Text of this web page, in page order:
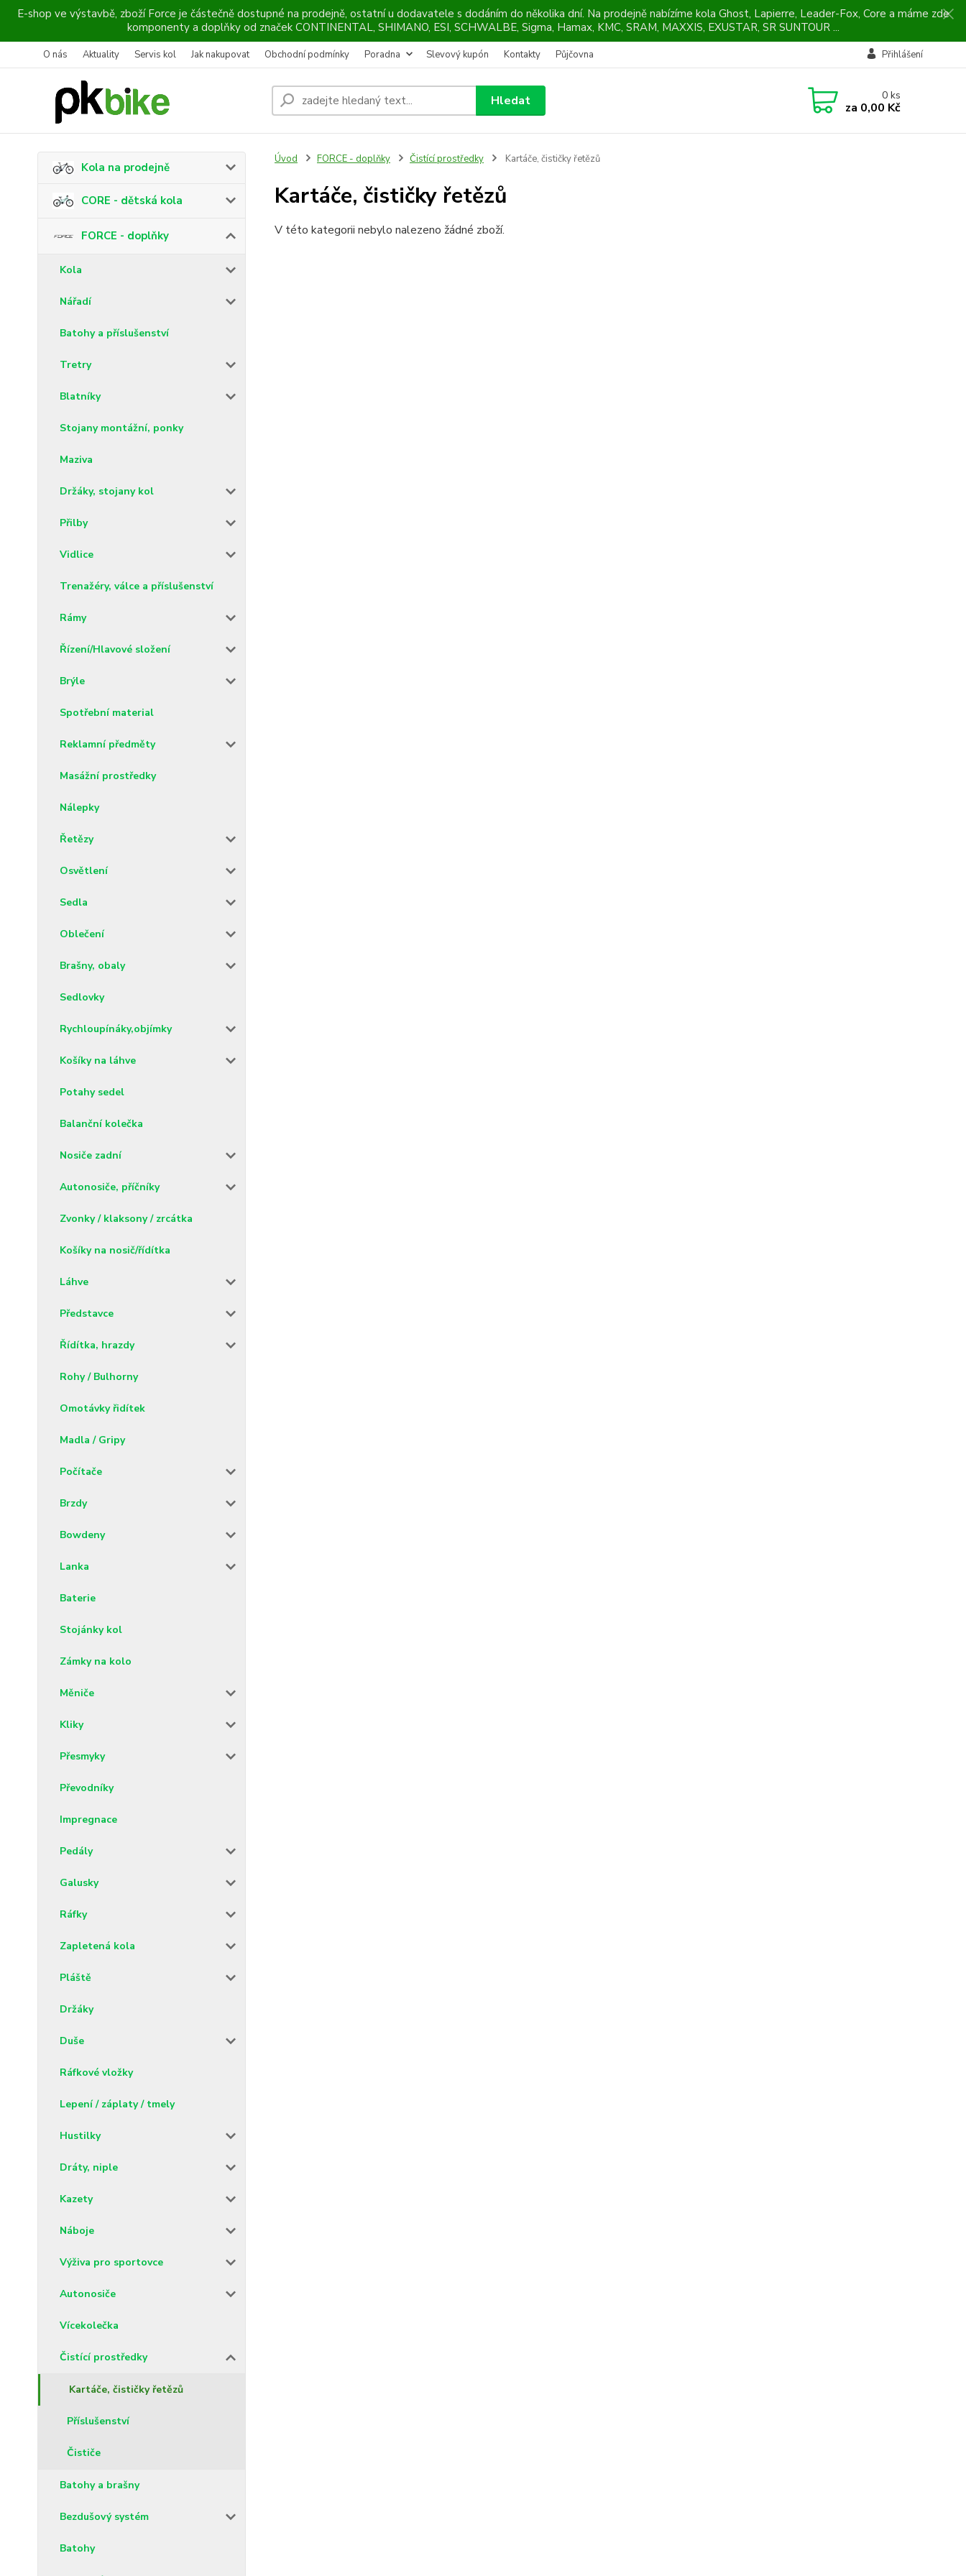
E-shop ve výstavbě, zboží Force je částečně dostupné na prodejně, ostatní u dodavatele s dodáním do několika dní. Na prodejně nabízíme kola Ghost, Lapierre, Leader-Fox, Core a máme zde
komponenty a doplňky od značek CONTINENTAL, SHIMANO, ESI, SCHWALBE, Sigma, Hamax, KMC, SRAM, MAXXIS, EXUSTAR, SR SUNTOUR ...
O nás Aktuality Servis kol Jak nakupovat Obchodní podmínky Poradna Slevový kupón Kontakty Půjčovna Přihlášení
Hledat 0ks
za 0,00 Kč
Kola na prodejně
CORE - dětská kola
FORCE - doplňky
Kola
Nářadí
Batohy a příslušenství
Tretry
Blatníky
Stojany montážní, ponky
Maziva
Držáky, stojany kol
Přilby
Vidlice
Trenažéry, válce a příslušenství
Rámy
Řízení/Hlavové složení
Brýle
Spotřební material
Reklamní předměty
Masážní prostředky
Nálepky
Řetězy
Osvětlení
Sedla
Oblečení
Brašny, obaly
Sedlovky
Rychloupínáky,objímky
Košíky na láhve
Potahy sedel
Balanční kolečka
Nosiče zadní
Autonosiče, příčníky
Zvonky / klaksony / zrcátka
Košíky na nosič/řídítka
Láhve
Představce
Řídítka, hrazdy
Rohy / Bulhorny
Omotávky řidítek
Madla / Gripy
Počítače
Brzdy
Bowdeny
Lanka
Baterie
Stojánky kol
Zámky na kolo
Měniče
Kliky
Přesmyky
Převodníky
Impregnace
Pedály
Galusky
Ráfky
Zapletená kola
Pláště
Držáky
Duše
Ráfkové vložky
Lepení / záplaty / tmely
Hustilky
Dráty, niple
Kazety
Náboje
Výživa pro sportovce
Autonosiče
Vícekolečka
Čistící prostředky
Kartáče, čističky řetězů
Příslušenství
Čističe
Batohy a brašny
Bezdušový systém
Batohy
Úvod FORCE - doplňky Čistící prostředky Kartáče, čističky řetězů
Kartáče, čističky řetězů
V této kategorii nebylo nalezeno žádné zboží.